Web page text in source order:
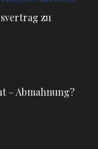
zu
– Abmahnung?